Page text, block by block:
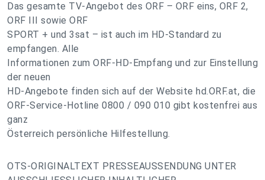
Das gesamte TV-Angebot des ORF – ORF eins, ORF 2,
ORF III sowie ORF
SPORT + und 3sat – ist auch im HD-Standard zu
empfangen. Alle
Informationen zum ORF-HD-Empfang und zur Einstellung
der neuen
HD-Angebote finden sich auf der Website hd.ORF.at, die
ORF-Service-Hotline 0800 / 090 010 gibt kostenfrei aus
ganz
Österreich persönliche Hilfestellung.
OTS-ORIGINALTEXT PRESSEAUSSENDUNG UNTER